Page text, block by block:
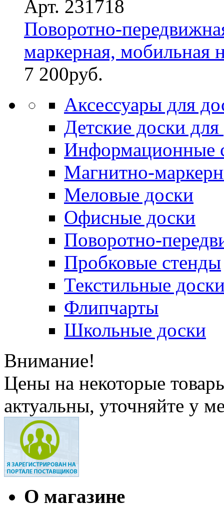
Арт. 231718
Поворотно-
маркерная, мобильная
7 200руб.
Аксессуары для
Детские доски
Информационные
Магнитно-
Меловые доски
Офисные доски
Поворотно-
Пробковые стенды
Текстильные
Флипчарты
Школьные доски
Внимание!
Цены на некоторые
актуальны, уточняйте у
О магазине